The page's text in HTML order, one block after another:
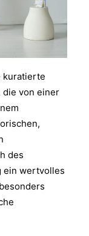
kuratierte
die von einer
des
ein wertvolles